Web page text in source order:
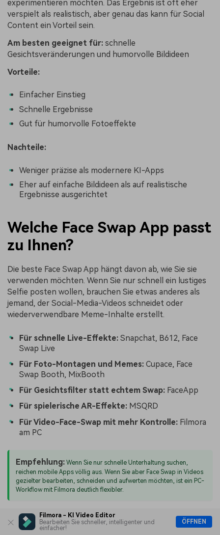
Filmora - KI Video Editor
Bearbeiten Sie schneller, intelligenter und
einfacher!
ÖFFNEN
experimentieren möchten. Das Ergebnis ist oft eher
verspielt als realistisch, aber genau das kann für Social
Content ein Vorteil sein.
Am besten geeignet für: schnelle
Gesichtsveränderungen und humorvolle Bildideen
Vorteile:
Einfacher Einstieg
Schnelle Ergebnisse
Gut für humorvolle Fotoeffekte
Nachteile:
Weniger präzise als modernere KI-Apps
Eher auf einfache Bildideen als auf realistische
Ergebnisse ausgerichtet
Welche Face Swap App passt
zu Ihnen?
Die beste Face Swap App hängt davon ab, wie Sie sie
verwenden möchten. Wenn Sie nur schnell ein lustiges
Selfie posten wollen, brauchen Sie etwas anderes als
jemand, der Social-Media-Videos schneidet oder
wiederverwendbare Meme-Inhalte erstellt.
Für schnelle Live-Effekte: Snapchat, B612, Face
Swap Live
Für Foto-Montagen und Memes: Cupace, Face
Swap Booth, MixBooth
Für Gesichtsfilter statt echtem Swap: FaceApp
Für spielerische AR-Effekte: MSQRD
Für Video-Face-Swap mit mehr Kontrolle: Filmora
am PC
Empfehlung:Wenn Sie nur schnelle Unterhaltung suchen,
reichen mobile Apps völlig aus. Wenn Sie aber Face Swap in Videos
gezielter bearbeiten, schneiden und aufwerten möchten, ist ein PC-
Workflow mit Filmora deutlich flexibler.
Tipps für bessere Face Swap